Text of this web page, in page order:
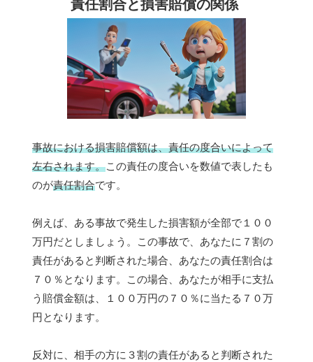
責任割合と損害賠償の関係
事故における損害賠償額は、責任の度合いによって
左右されます。この責任の度合いを数値で表したも
のが責任割合です。
例えば、ある事故で発生した損害額が全部で１００
万円だとしましょう。この事故で、あなたに７割の
責任があると判断された場合、あなたの責任割合は
７０％となります。この場合、あなたが相手に支払
う賠償金額は、１００万円の７０％に当たる７０万
円となります。
反対に、相手の方に３割の責任があると判断された